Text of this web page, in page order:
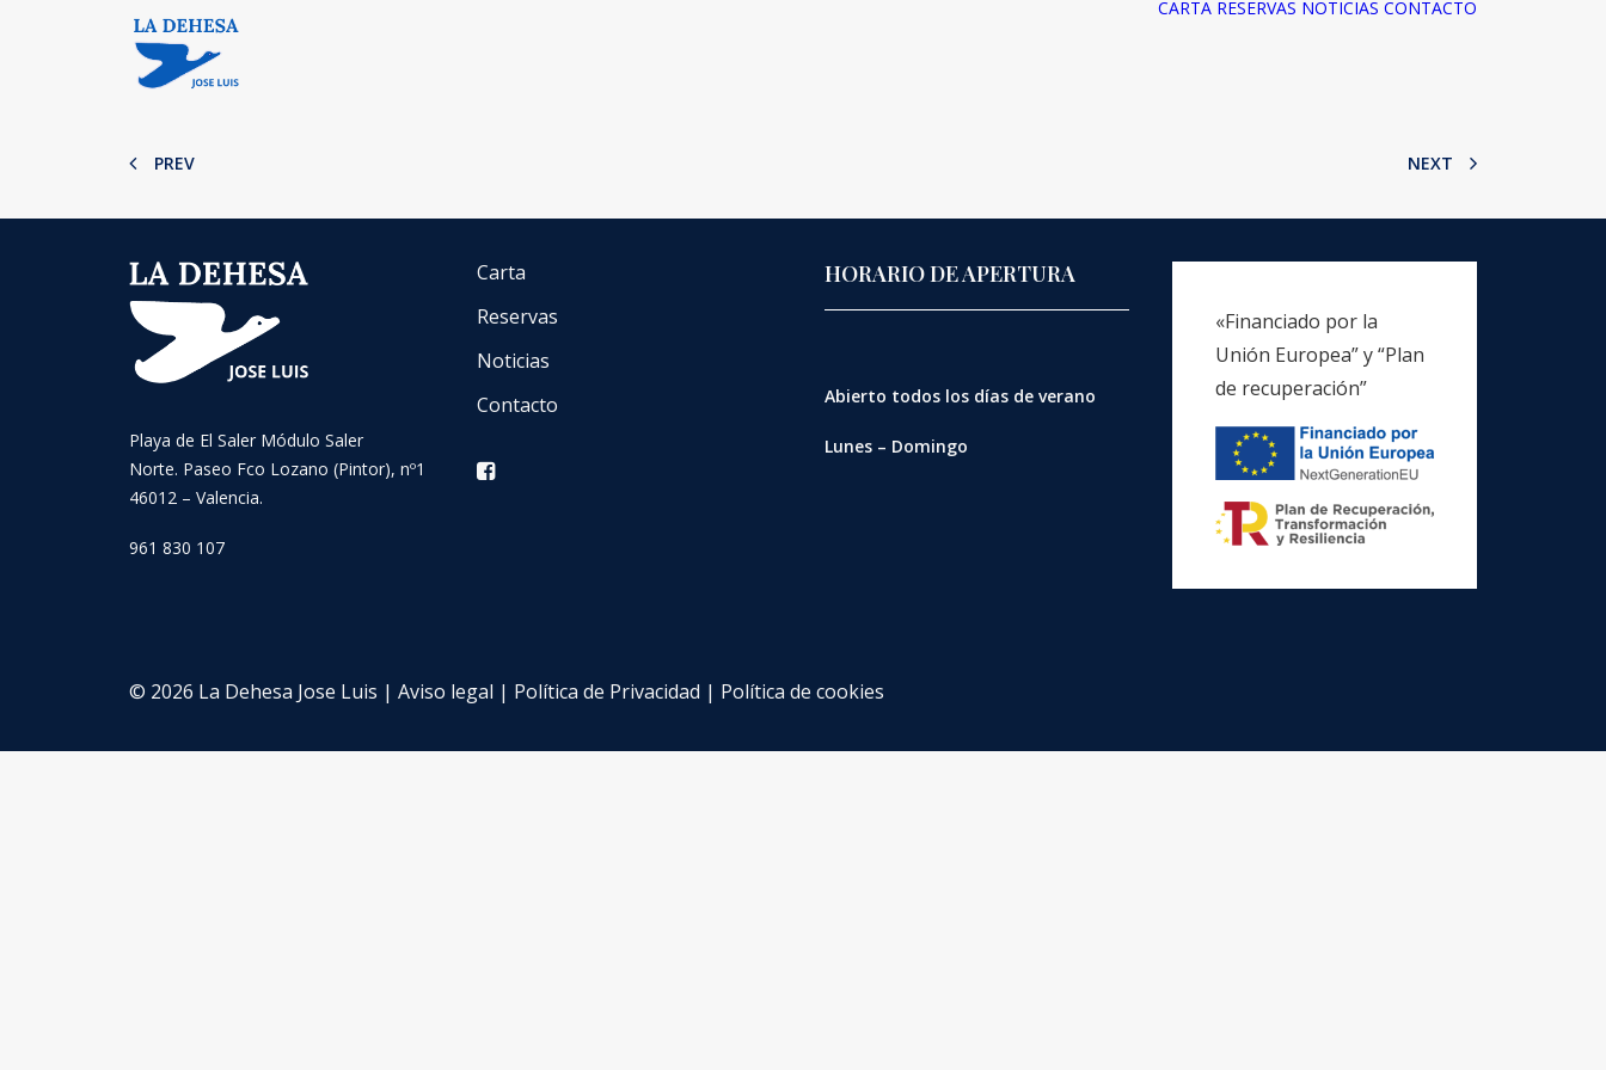
CARTA RESERVAS NOTICIAS CONTACTO
PREV NEXT
Playa de El Saler Módulo Saler
Norte. Paseo Fco Lozano (Pintor), nº1
46012 – Valencia.
961 830 107
Carta
Reservas
Noticias
Contacto
HORARIO DE APERTURA
Abierto todos los días de verano
Lunes – Domingo
«Financiado por la
Unión Europea” y “Plan
de recuperación”
© 2026 La Dehesa Jose Luis | Aviso legal | Política de Privacidad | Política de cookies